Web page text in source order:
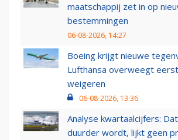
maatschappij zet in op
bestemmingen
06-08-2026, 14:27
Boeing krijgt nieuwe
Lufthansa overweegt
weigeren
06-08-2026, 13:36
Analyse kwartaalcijfers:
duurder wordt, lijkt geen